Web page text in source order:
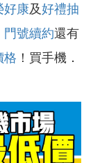
好康及好禮抽
門號續約還有
格 ！買手機．